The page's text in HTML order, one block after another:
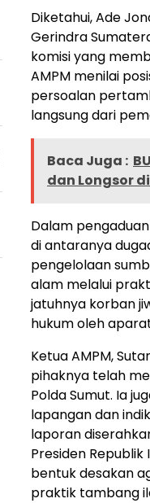
Diketahui, Ade
Gerindra
komisi yang
AMPM menilai
persoalan
langsung dari
Baca Juga :
dan Longsor
Dalam
di antaranya
pengelolaan
alam melalui
jatuhnya korban
hukum oleh
Ketua AMPM,
pihaknya telah
Polda Sumut. Ia
lapangan dan
laporan
Presiden
bentuk desakan
praktik tambang